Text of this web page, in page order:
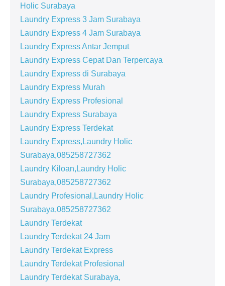
Holic Surabaya
Laundry Express 3 Jam Surabaya
Laundry Express 4 Jam Surabaya
Laundry Express Antar Jemput
Laundry Express Cepat Dan Terpercaya
Laundry Express di Surabaya
Laundry Express Murah
Laundry Express Profesional
Laundry Express Surabaya
Laundry Express Terdekat
Laundry Express,Laundry Holic
Surabaya,085258727362
Laundry Kiloan,Laundry Holic
Surabaya,085258727362
Laundry Profesional,Laundry Holic
Surabaya,085258727362
Laundry Terdekat
Laundry Terdekat 24 Jam
Laundry Terdekat Express
Laundry Terdekat Profesional
Laundry Terdekat Surabaya,